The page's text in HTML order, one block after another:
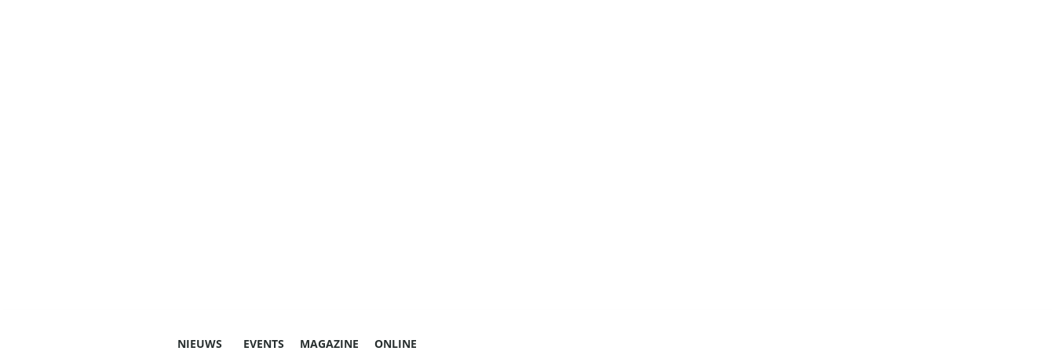
NIEUWS EVENTS MAGAZINE ONLINE